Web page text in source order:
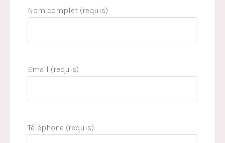
Nom complet (requis)
Email (requis)
Téléphone (requis)